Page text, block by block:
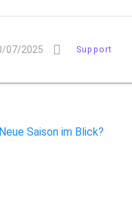
07/2025 Support
Vorheriger
Neue Saison im Blick?